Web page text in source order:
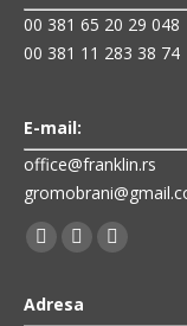
00 381 65 20 29 048
00 381 11 283 38 74
E-mail:
office@franklin.rs
Find us on:
Facebook
opens
Linkedin
opens
Mail
Adresa